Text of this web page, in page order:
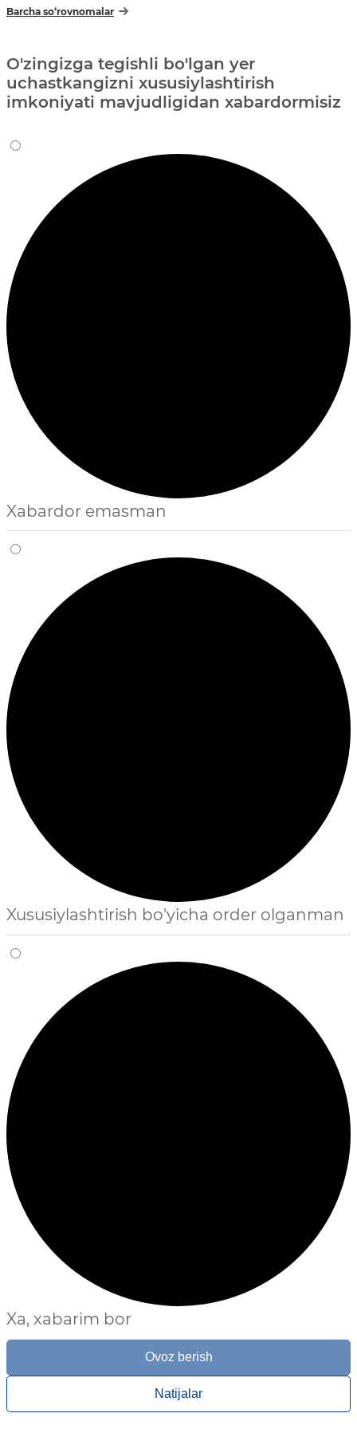
Barcha so‘rovnomalar
O'zingizga tegishli bo'lgan yer
uchastkangizni xususiylashtirish
imkoniyati mavjudligidan xabardormisiz
Xabardor emasman
Xususiylashtirish bo'yicha order olganman
Xa, xabarim bor
Ovoz berish
Natijalar